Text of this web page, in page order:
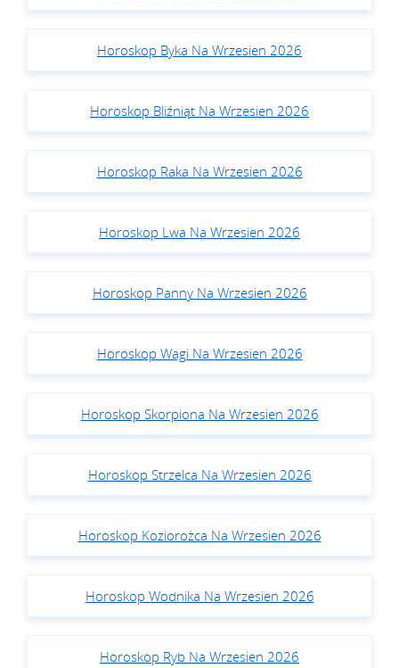
Horoskop Byka Na Wrzesien 2026
Horoskop Bliźniąt Na Wrzesien 2026
Horoskop Raka Na Wrzesien 2026
Horoskop Lwa Na Wrzesien 2026
Horoskop Panny Na Wrzesien 2026
Horoskop Wagi Na Wrzesien 2026
Horoskop Skorpiona Na Wrzesien 2026
Horoskop Strzelca Na Wrzesien 2026
Horoskop Koziorożca Na Wrzesien 2026
Horoskop Wodnika Na Wrzesien 2026
Horoskop Ryb Na Wrzesien 2026